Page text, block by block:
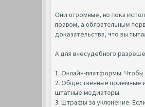
Они огромные, но пока
правом, а обязательным
доказательства, что вы
А для внесудебного
1. Онлайн-платформы.
2. Общественные приёмные
штатные медиаторы.
3. Штрафы за уклонение.